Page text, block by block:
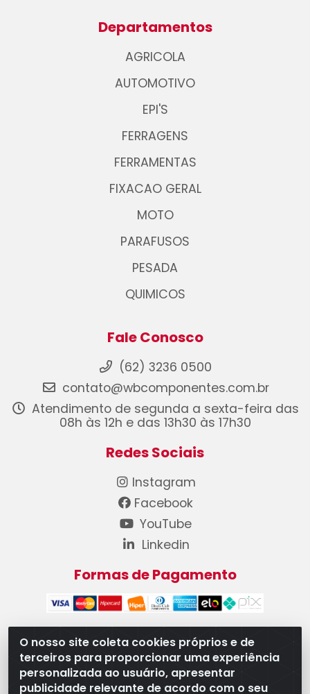
O nosso site coleta cookies próprios e de
terceiros para proporcionar uma experiência
personalizada ao usuário, apresentar
publicidade relevante de acordo com o seu
Departamentos
AGRICOLA
AUTOMOTIVO
EPI'S
FERRAGENS
FERRAMENTAS
FIXACAO GERAL
MOTO
PARAFUSOS
PESADA
QUIMICOS
Fale Conosco
(62) 3236 0500
contato@wbcomponentes.com.br
Atendimento de segunda a sexta-feira das
08h às 12h e das 13h30 às 17h30
Redes Sociais
Instagram
Facebook
YouTube
Linkedin
Formas de Pagamento
WB Componentes Automotivos LTDA - CNPJ
08.528.393/0001-12 - Rua do Níquel, 667 - Parque
Oeste Industrial, Goiânia/GO - CEP 74375-660